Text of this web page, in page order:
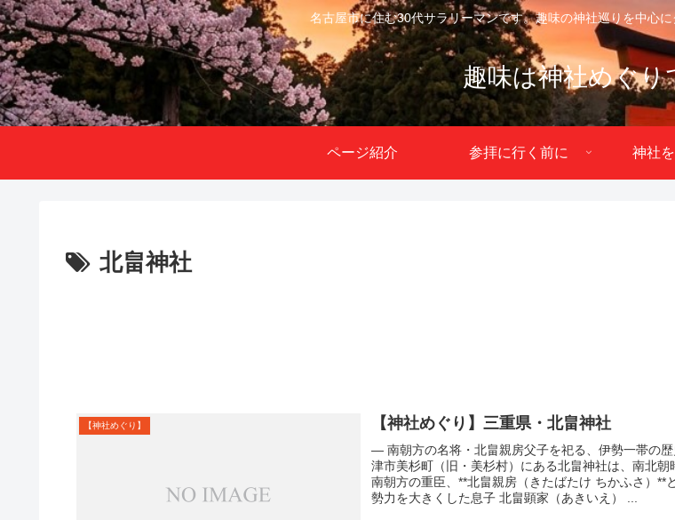
名古屋市に住む30代サラリーマンです。趣味の神社巡りを中心に
趣味は神社めぐり
ページ紹介 参拝に行く前に 神社
北畠神社
【神社めぐり】 【神社めぐり】三重県・北畠神社
— 南朝方の名将・北畠親房父子を祀る、伊勢一帯の
津市美杉町（旧・美杉村）にある北畠神社は、南北朝
南朝方の重臣、**北畠親房（きたばたけ ちかふさ）**
勢力を大きくした息子 北畠顕家（あきいえ） ...